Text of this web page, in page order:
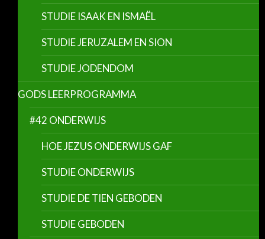
STUDIE ISAAK EN ISMAËL
STUDIE JERUZALEM EN SION
STUDIE JODENDOM
GODS LEERPROGRAMMA
#42 ONDERWIJS
HOE JEZUS ONDERWIJS GAF
STUDIE ONDERWIJS
STUDIE DE TIEN GEBODEN
STUDIE GEBODEN